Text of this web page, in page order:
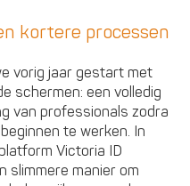
kortere processen
vorig jaar gestart met
schermen: een volledig
van professionals zodra
te werken. In
Victoria ID
slimmere manier om